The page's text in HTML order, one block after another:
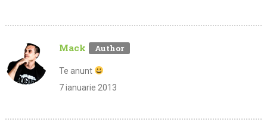
Mack
Te anunt
7 ianuarie 2013